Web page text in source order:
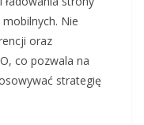
Nie
oraz
co pozwala na
strategię